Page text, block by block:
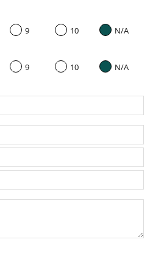
9 10 N/A
9 10 N/A